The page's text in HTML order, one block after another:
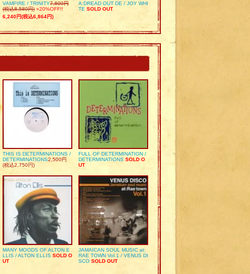
VAMPIRE / TRINITY7,800円
(税込8,580円) »20%OFF!!
6,240円(税込6,864円)
A:DREAD OUT DE / JOY WHI
TE SOLD OUT
THIS IS DETERMINATIONS /
DETERMINATIONS2,500円
(税込2,750円)
FULL OF DETERMINATION /
DETERMINATIONS SOLD O
UT
MANY MOODS OF ALTON E
LLIS / ALTON ELLIS SOLD O
UT
JAMAICAN SOUL MUSIC at:
RAE TOWN Vol.1 / VENUS DI
SCO SOLD OUT